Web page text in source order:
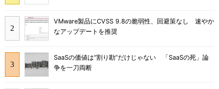
VMware製品にCVSS 9.8の脆弱性、回避策なし 速やか
なアップデートを推奨
SaaSの価値は“割り勘”だけじゃない 「SaaSの死」論
争を一刀両断